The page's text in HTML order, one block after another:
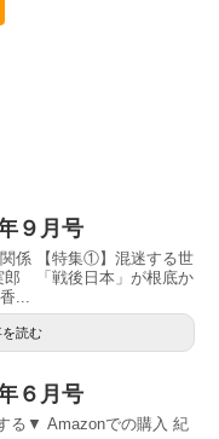
９月号
関係 【特集①】混迷する世
「戦後日本」が根底か
...
読む
６月号
る▼ Amazonでの購入 紀